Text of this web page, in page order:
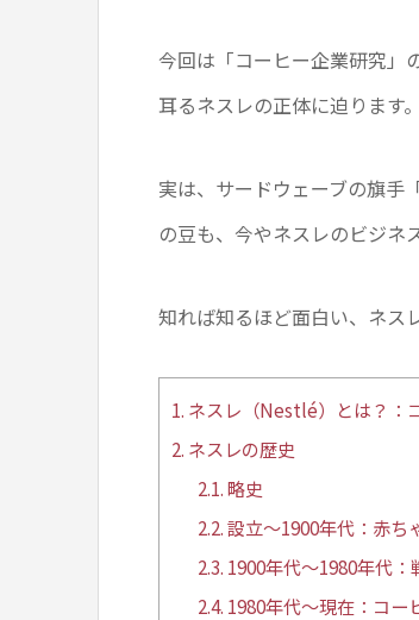
今回は「コーヒー企業研究」
耳るネスレの正体に迫ります。
実は、サードウェーブの旗手
の豆も、今やネスレのビジネ
知れば知るほど面白い、ネス
1. ネスレ（Nestlé）とは？：
2. ネスレの歴史
2.1.略史
2.2.設立〜1900年代：赤ち
2.3. 1900年代〜1980年代
2.4. 1980年代〜現在：コー